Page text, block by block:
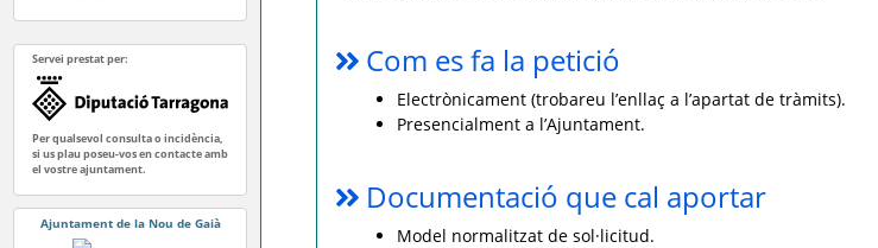
Servei prestat per:
Per qualsevol consulta o incidència,
si us plau poseu-vos en contacte amb
el vostre ajuntament.
Ajuntament de la Nou de Gaià
Com es fa la petició
Electrònicament (trobareu l’enllaç a l’apartat de tràmits).
Presencialment a l’Ajuntament.
Documentació que cal aportar
Model normalitzat de sol·licitud.